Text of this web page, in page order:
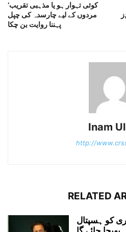
کوئی تہوار ہو یا مذہبی تقریب‘
مردوں کے لیے چارسدہ کی چپل
پہننا روایت بن چکا
Inam
http://
RELATED
کو 25 فروری کو ہسپتال